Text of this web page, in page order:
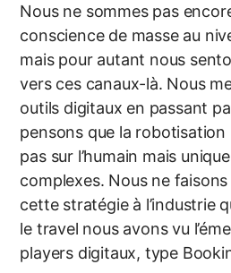
Nous ne sommes pas
conscience de masse au
mais pour autant nous
vers ces canaux-là. Nous
outils digitaux en passant
pensons que la robotisation
pas sur l’humain mais
complexes. Nous ne faisons
cette stratégie à l’industrie
le travel nous avons vu
players digitaux, type